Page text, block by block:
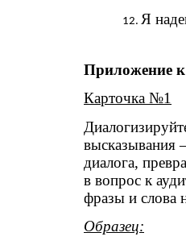
Я
Приложение
Карточка №1
высказывания
диалога,
в вопрос к
фразы и слова
Образец: